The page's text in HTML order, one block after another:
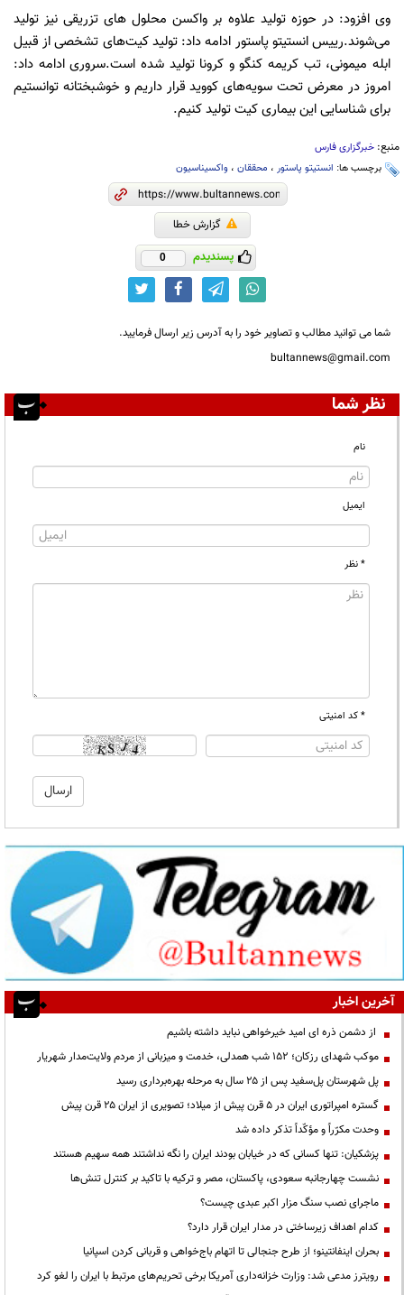
وی افزود: در حوزه تولید علاوه بر واکسن محلول های تزریقی نیز تولید
می‌شوند.رییس انستیتو پاستور ادامه داد: تولید کیت‌های تشخصی از قبیل
ابله میمونی، تب کریمه کنگو و کرونا تولید شده است.سروری ادامه داد:
امروز در معرض تحت سویه‌های کووید قرار داریم و خوشبختانه توانستیم
برای شناسایی این بیماری کیت تولید کنیم.
منبع: خبرگزاری فارس
برچسب ها: انستیتو پاستور ، محققان ، واکسیناسیون
گزارش خطا
پسندیدم 0
شما می توانید مطالب و تصاویر خود را به آدرس زیر ارسال فرمایید.
bultannews@gmail.com
نظر شما
نام
ایمیل
* نظر
* کد امنیتی
آخرین اخبار
از دشمن ذره ای امید خیرخواهی نباید داشته باشیم
موکب شهدای رزکان؛ ۱۵۲ شب همدلی، خدمت و میزبانی از مردم ولایت‌مدار شهریار
پل شهرستان پل‌سفید پس از ۲۵ سال به مرحله بهره‌برداری رسید
گستره امپراتوری ایران در ۵ قرن پیش از میلاد؛ تصویری از ایران ۲۵ قرن پیش
وحدت مکرّراً و مؤکّداً تذکر داده شد
پزشکیان: تنها کسانی که در خیابان بودند ایران را نگه نداشتند همه سهیم هستند
نشست چهارجانبه سعودی، پاکستان، مصر و ترکیه با تاکید بر کنترل تنش‌ها
ماجرای نصب سنگ مزار اکبر عبدی چیست؟
کدام اهداف زیرساختی در مدار ایران قرار دارد؟
بحران اینفانتینو؛ از طرح جنجالی تا اتهام باج‌خواهی و قربانی کردن اسپانیا
رویترز مدعی شد: وزارت خزانه‌داری آمریکا برخی تحریم‌های مرتبط با ایران را لغو کرد